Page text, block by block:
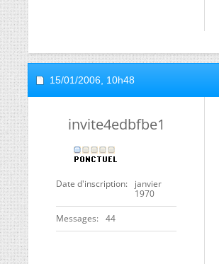
15/01/2006, 10h48
invite4edbfbe1
Date d'inscription
janvier
1970
Messages 44